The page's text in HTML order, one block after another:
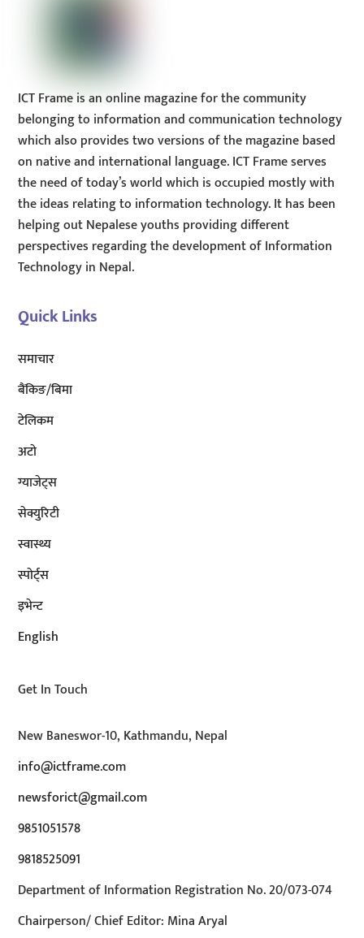
ICT Frame is an online magazine for the community
belonging to information and communication technology
which also provides two versions of the magazine based
on native and international language. ICT Frame serves
the need of today’s world which is occupied mostly with
the ideas relating to information technology. It has been
helping out Nepalese youths providing different
perspectives regarding the development of Information
Technology in Nepal.
Quick Links
समाचार
बैंकिङ/बिमा
टेलिकम
अटाे
ग्याजेट्स
सेक्युरिटी
स्वास्थ्य
स्पोर्ट्स
इभेन्ट
English
Get In Touch
New Baneswor-10, Kathmandu, Nepal
info@ictframe.com
newsforict@gmail.com
9851051578
9818525091
Department of Information Registration No. 20/073-074
Chairperson/ Chief Editor: Mina Aryal